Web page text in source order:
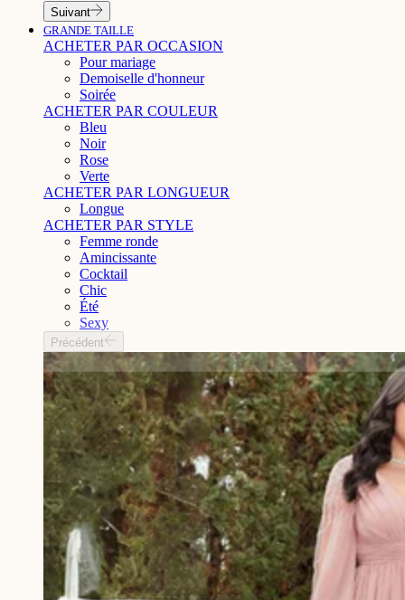
Suivant
GRANDE TAILLE
ACHETER PAR OCCASION
Pour mariage
Demoiselle d'honneur
Soirée
ACHETER PAR COULEUR
Bleu
Noir
Rose
Verte
ACHETER PAR LONGUEUR
Longue
ACHETER PAR STYLE
Femme ronde
Amincissante
Cocktail
Chic
Été
Sexy
Précédent